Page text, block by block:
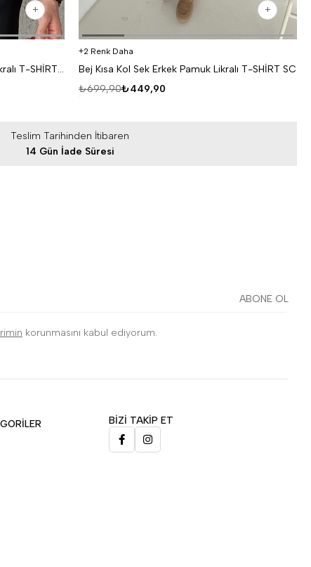
Siyah Kısa Kol Sek Erkek Pamuk Likralı T-SHİRT SC
2 Renk Daha
Bej Kısa Kol Sek Erkek Pamuk Likralı T-SHİRT SC
₺449,90
₺699,90
Teslim Tarihinden İtibaren
14 Gün İade Süresi
ABONE OL
korunmasını kabul ediyorum.
BİZİ TAKİP ET